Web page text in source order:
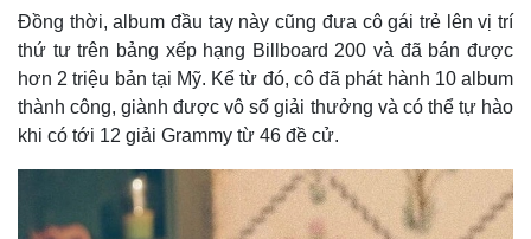
Đồng thời, album đầu tay này cũng đưa cô gái trẻ lên vị trí
thứ tư trên bảng xếp hạng Billboard 200 và đã bán được
hơn 2 triệu bản tại Mỹ. Kể từ đó, cô đã phát hành 10 album
thành công, giành được vô số giải thưởng và có thể tự hào
khi có tới 12 giải Grammy từ 46 đề cử.